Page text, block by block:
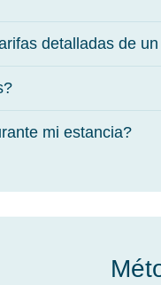
detalladas de
mi estancia?